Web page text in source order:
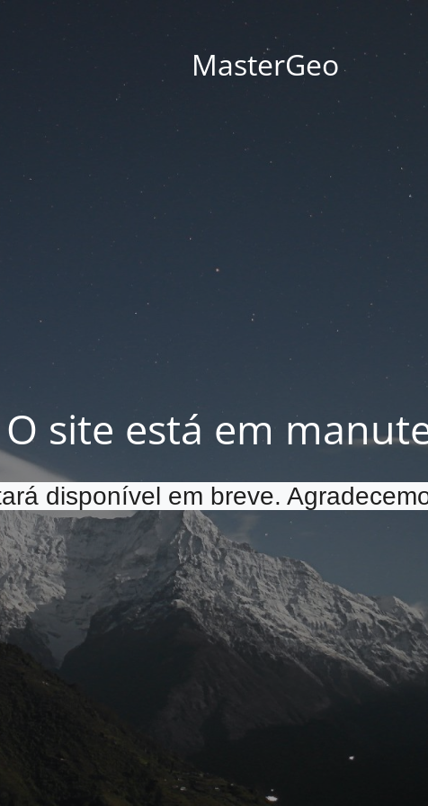
MasterGeo
O site está em
disponível em breve.